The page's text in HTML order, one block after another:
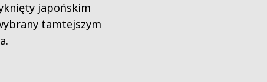
japońskim
tamtejszym